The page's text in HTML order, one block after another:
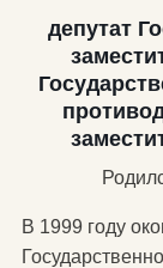
депутат
В 1999 году